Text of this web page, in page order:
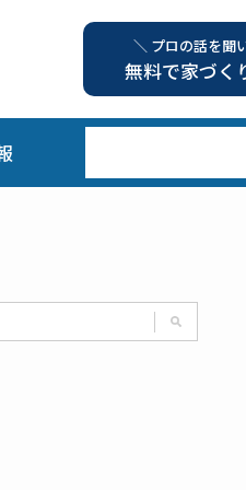
＼ プロの話を聞
無料で家づく